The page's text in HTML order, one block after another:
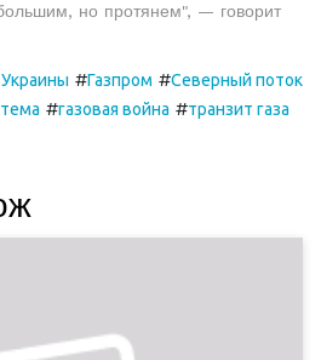
но протянем", — говорит
#Газпром #Северный поток
#газовая война #транзит газа